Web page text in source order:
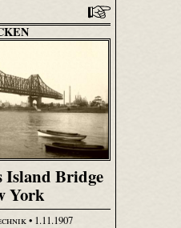
Island Bridge
York
• 1.11.1907